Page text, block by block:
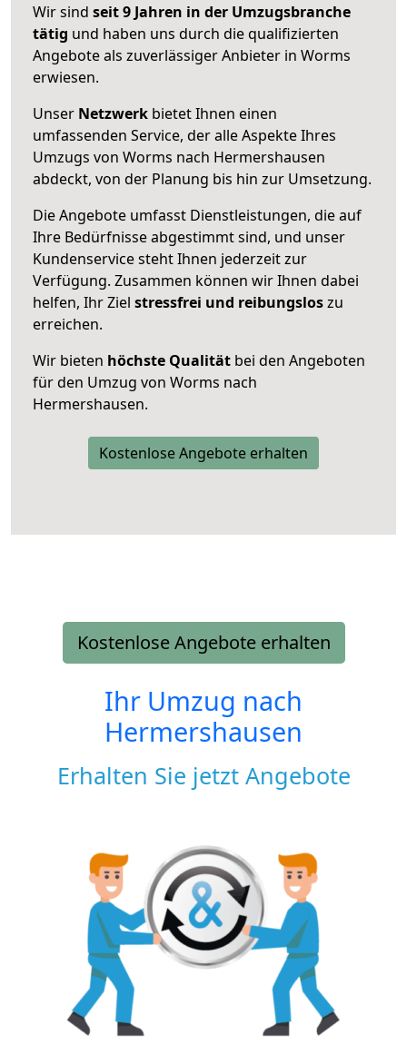
Wir sind seit 9 Jahren in der Umzugsbranche
tätig und haben uns durch die qualifizierten
Angebote als zuverlässiger Anbieter in Worms
erwiesen.
Unser Netzwerk bietet Ihnen einen
umfassenden Service, der alle Aspekte Ihres
Umzugs von Worms nach Hermershausen
abdeckt, von der Planung bis hin zur Umsetzung.
Die Angebote umfasst Dienstleistungen, die auf
Ihre Bedürfnisse abgestimmt sind, und unser
Kundenservice steht Ihnen jederzeit zur
Verfügung. Zusammen können wir Ihnen dabei
helfen, Ihr Ziel stressfrei und reibungsloszu
erreichen.
Wir bieten höchste Qualität bei den Angeboten
für den Umzug von Worms nach
Hermershausen.
Kostenlose Angebote erhalten
Kostenlose Angebote erhalten
Ihr Umzug nach
Hermershausen
Erhalten Sie jetzt Angebote